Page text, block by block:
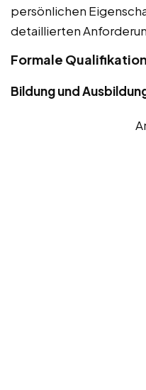
persönlichen
detaillierten
Formale
Bildung und